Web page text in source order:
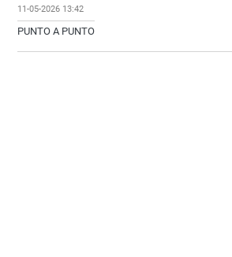
11-05-2026 13:42
PUNTO A PUNTO